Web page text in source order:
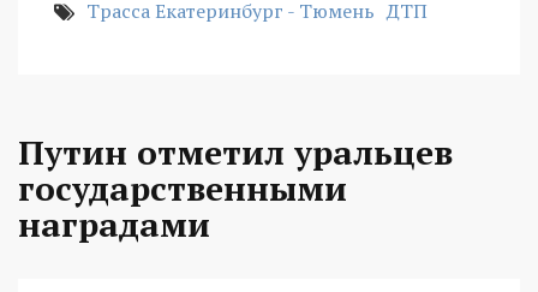
Трасса Екатеринбург - Тюмень ДТП
Путин отметил уральцев
государственными
наградами